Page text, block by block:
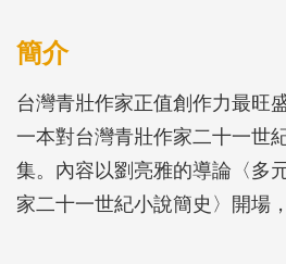
簡介
台灣青壯作家正值創作力最旺
一本對台灣青壯作家二十一世
集。內容以劉亮雅的導論〈多
家二十一世紀小說簡史〉開場
達、蕭義玲、李淑君、張雅蘭